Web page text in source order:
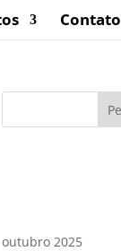
Contato
outubro 2025